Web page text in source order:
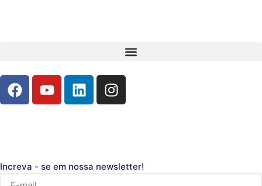
Increva - se em nossa newsletter!